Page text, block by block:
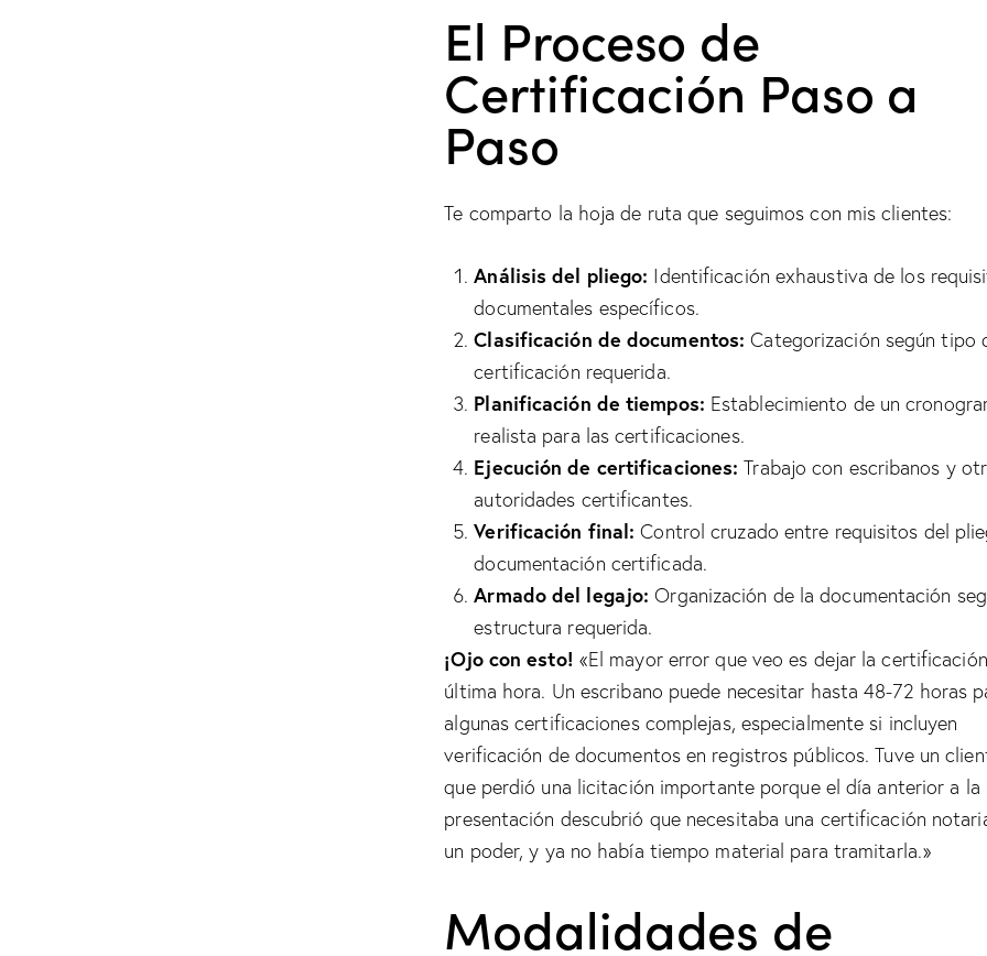
El Proceso de
Certificación Paso a
Paso
Te comparto la hoja de ruta que seguimos con mis clientes:
Análisis del pliego: Identificación exhaustiva de los
documentales específicos.
Clasificación de documentos: Categorización según tipo
certificación requerida.
Planificación de tiempos: Establecimiento de un
realista para las certificaciones.
Ejecución de certificaciones: Trabajo con escribanos y
autoridades certificantes.
Verificación final: Control cruzado entre requisitos del
documentación certificada.
Armado del legajo: Organización de la documentación
estructura requerida.
¡Ojo con esto! «El mayor error que veo es dejar la
última hora. Un escribano puede necesitar hasta 48-72 horas
algunas certificaciones complejas, especialmente si incluyen
verificación de documentos en registros públicos. Tuve un
que perdió una licitación importante porque el día anterior a la
presentación descubrió que necesitaba una certificación
un poder, y ya no había tiempo material para tramitarla.»
Modalidades de